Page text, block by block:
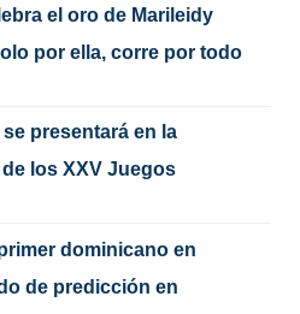
el oro de Marileidy
por ella, corre por todo
presentará en la
los XXV Juegos
dominicano en
de predicción en